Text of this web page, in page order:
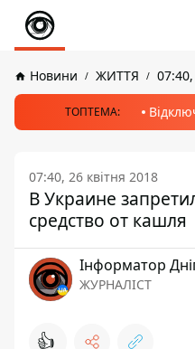
Новини ЖИТТЯ
ТОПТЕМА:
07:40, 26 квітня 2018
В Украине
средство от кашля
Інформатор
ЖУРНАЛІСТ
👍